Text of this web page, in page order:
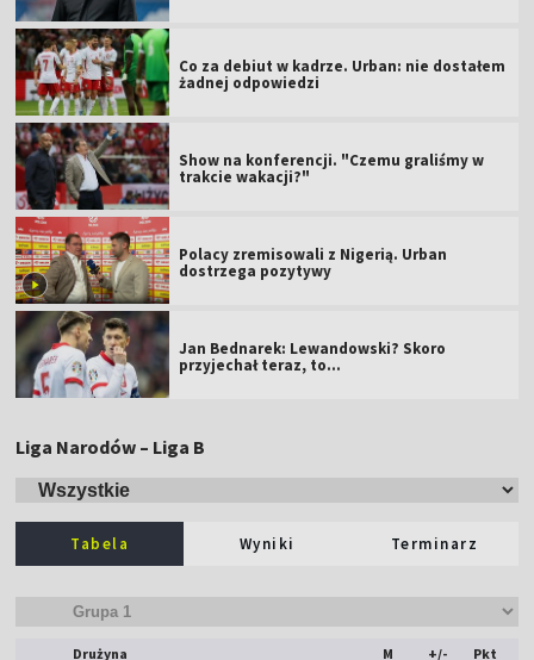
Co za debiut w kadrze. Urban: nie dostałem
żadnej odpowiedzi
Show na konferencji. "Czemu graliśmy w
trakcie wakacji?"
Polacy zremisowali z Nigerią. Urban
dostrzega pozytywy
Jan Bednarek: Lewandowski? Skoro
przyjechał teraz, to…
Liga Narodów – Liga B
Tabela Wyniki Terminarz
Drużyna M +/- Pkt